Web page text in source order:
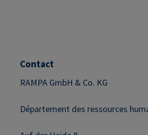
Contact
RAMPA GmbH & Co. KG
Département des ressources